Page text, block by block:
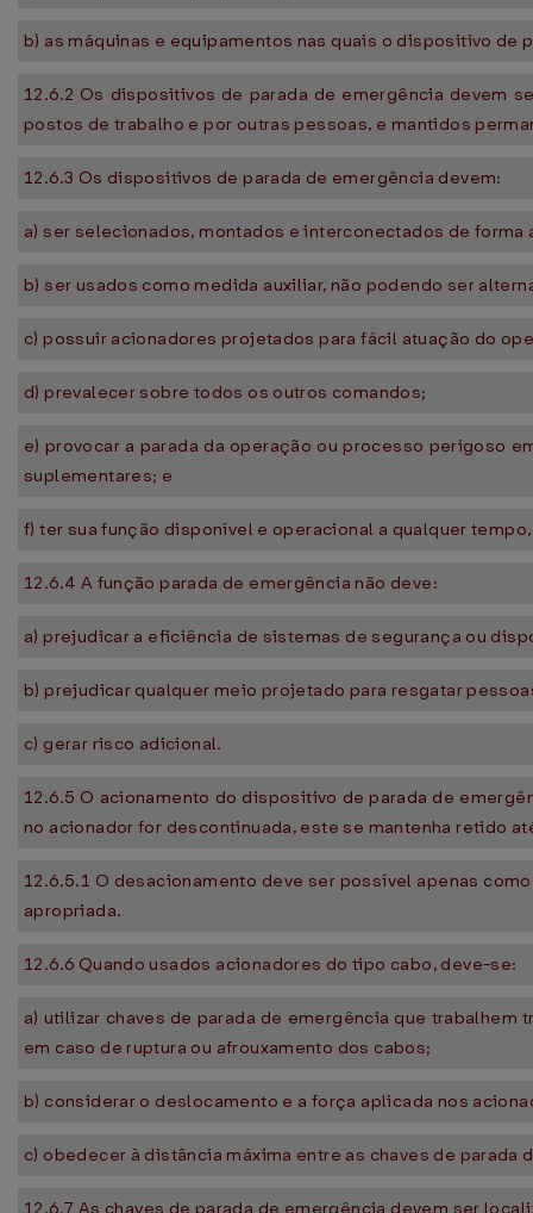
b) as máquinas e equipamentos nas quais o dispositivo
12.6.2 Os dispositivos de parada de emergência devem
postos de trabalho e por outras pessoas, e mantidos
12.6.3 Os dispositivos de parada de emergência devem:
a) ser selecionados, montados e interconectados de
b) ser usados como medida auxiliar, não podendo ser
c) possuir acionadores projetados para fácil atuação do
d) prevalecer sobre todos os outros comandos;
e) provocar a parada da operação ou processo perigoso
suplementares; e
f) ter sua função disponível e operacional a qualquer
12.6.4 A função parada de emergência não deve:
a) prejudicar a eficiência de sistemas de segurança ou
b) prejudicar qualquer meio projetado para resgatar
c) gerar risco adicional.
12.6.5 O acionamento do dispositivo de parada de
no acionador for descontinuada, este se mantenha retido
12.6.5.1 O desacionamento deve ser possível apenas
apropriada.
12.6.6 Quando usados acionadores do tipo cabo, deve-se:
a) utilizar chaves de parada de emergência que
em caso de ruptura ou afrouxamento dos cabos;
b) considerar o deslocamento e a força aplicada nos
c) obedecer à distância máxima entre as chaves de